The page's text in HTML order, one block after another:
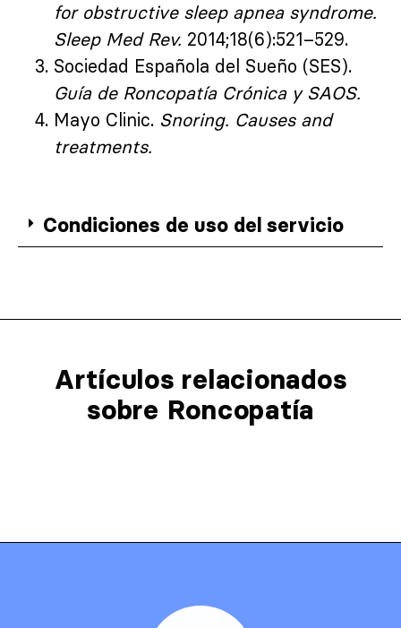
for obstructive sleep apnea syndrome.
Sleep Med Rev. 2014;18(6):521–529.
Sociedad Española del Sueño (SES).
Guía de Roncopatía Crónica y SAOS.
Mayo Clinic. Snoring. Causes and
treatments.
Condiciones de uso del servicio
Artículos relacionados​
sobre Roncopatía